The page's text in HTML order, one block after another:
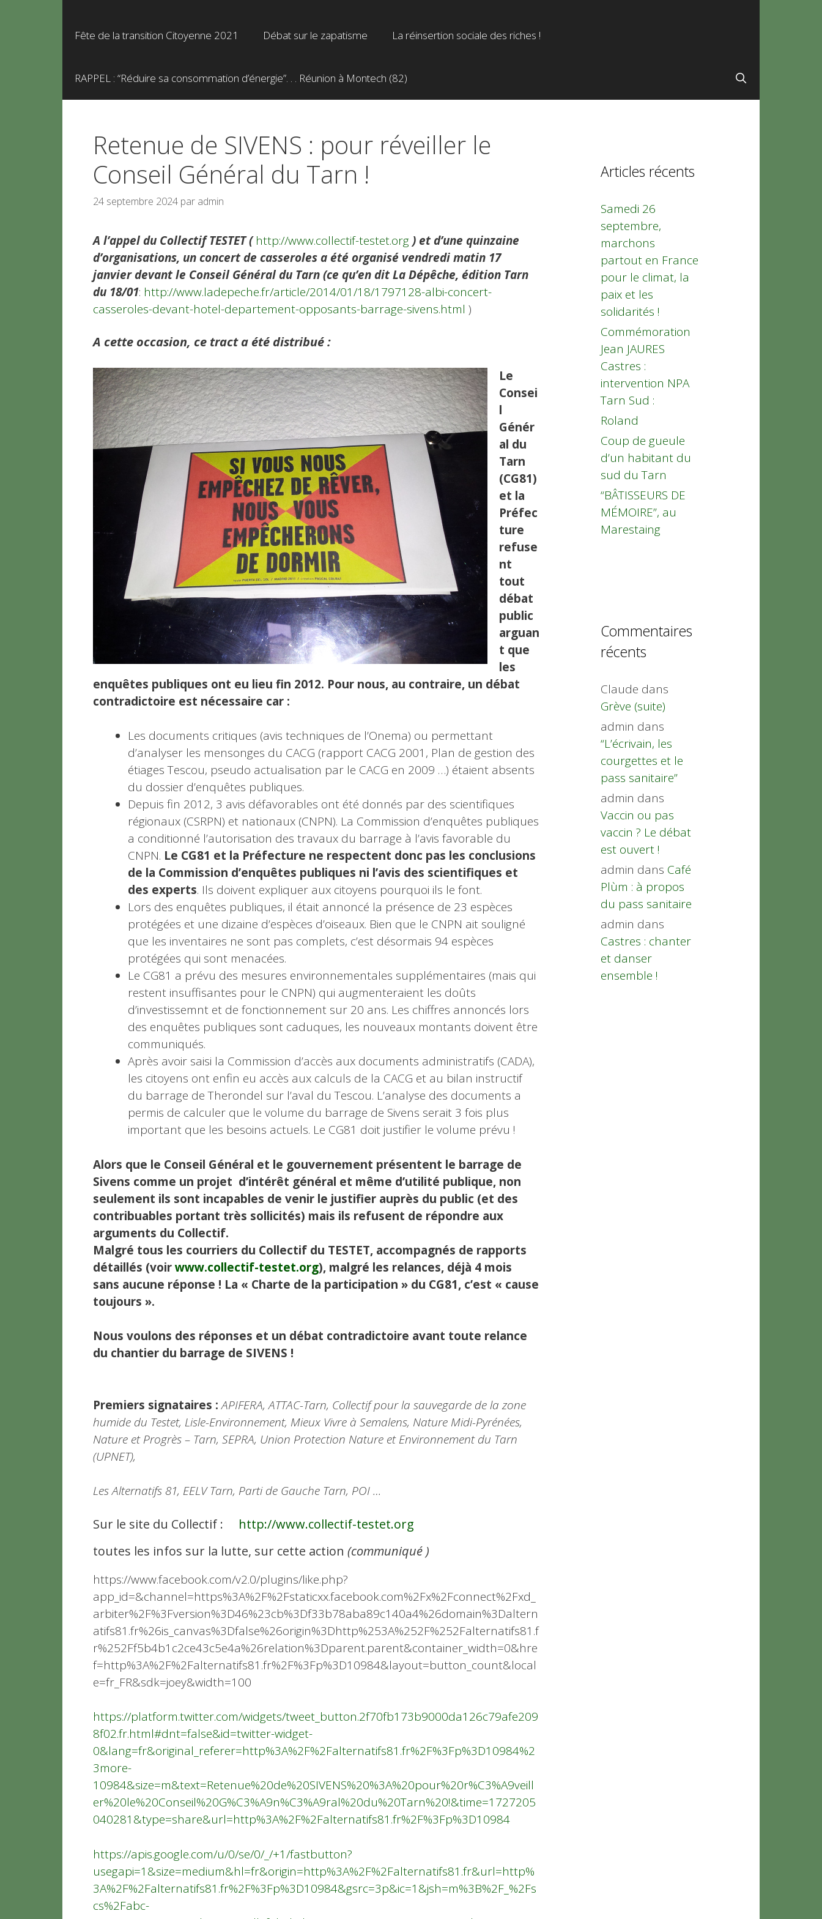
Fête de la transition Citoyenne 2021 Débat sur le zapatisme La réinsertion sociale des riches !
RAPPEL : “Réduire sa consommation d’énergie”. . . Réunion à Montech (82)
Retenue de SIVENS : pour réveiller le
Conseil Général du Tarn !
24 septembre 2024 par admin
A l’appel du Collectif TESTET (http://www.collectif-testet.org ) et d’une quinzaine
d’organisations, un concert de casseroles a été organisé vendredi matin 17
janvier devant le Conseil Général du Tarn (ce qu’en dit La Dépêche, édition Tarn
du 18/01: http://www.ladepeche.fr/article/2014/01/18/1797128-albi-concert-
casseroles-devant-hotel-departement-opposants-barrage-sivens.html )
A cette occasion, ce tract a été distribué :
Le
Consei
l
Génér
al du
Tarn
(CG81)
et la
Préfec
ture
refuse
nt
tout
débat
public
arguan
t que
les
enquêtes publiques ont eu lieu fin 2012. Pour nous, au contraire, un débat
contradictoire est nécessaire car :
Les documents critiques (avis techniques de l’Onema) ou permettant
d’analyser les mensonges du CACG (rapport CACG 2001, Plan de gestion des
étiages Tescou, pseudo actualisation par le CACG en 2009 …) étaient absents
du dossier d’enquêtes publiques.
Depuis fin 2012, 3 avis défavorables ont été donnés par des scientifiques
régionaux (CSRPN) et nationaux (CNPN). La Commission d’enquêtes publiques
a conditionné l’autorisation des travaux du barrage à l’avis favorable du
CNPN. Le CG81 et la Préfecture ne respectent donc pas les conclusions
de la Commission d’enquêtes publiques ni l’avis des scientifiques et
des experts. Ils doivent expliquer aux citoyens pourquoi ils le font.
Lors des enquêtes publiques, il était annoncé la présence de 23 espèces
protégées et une dizaine d’espèces d’oiseaux. Bien que le CNPN ait souligné
que les inventaires ne sont pas complets, c’est désormais 94 espèces
protégées qui sont menacées.
Le CG81 a prévu des mesures environnementales supplémentaires (mais qui
restent insuffisantes pour le CNPN) qui augmenteraient les doûts
d’investissemnt et de fonctionnement sur 20 ans. Les chiffres annoncés lors
des enquêtes publiques sont caduques, les nouveaux montants doivent être
communiqués.
Après avoir saisi la Commission d’accès aux documents administratifs (CADA),
les citoyens ont enfin eu accès aux calculs de la CACG et au bilan instructif
du barrage de Therondel sur l’aval du Tescou. L’analyse des documents a
permis de calculer que le volume du barrage de Sivens serait 3 fois plus
important que les besoins actuels. Le CG81 doit justifier le volume prévu !
Alors que le Conseil Général et le gouvernement présentent le barrage de
Sivens comme un projet d’intérêt général et même d’utilité publique, non
seulement ils sont incapables de venir le justifier auprès du public (et des
contribuables portant très sollicités) mais ils refusent de répondre aux
arguments du Collectif.
Malgré tous les courriers du Collectif du TESTET, accompagnés de rapports
détaillés (voirwww.collectif-testet.org), malgré les relances, déjà 4 mois
sans aucune réponse ! La « Charte de la participation » du CG81, c’est « cause
toujours ».
Nous voulons des réponses et un débat contradictoire avant toute relance
du chantier du barrage de SIVENS !
Premiers signataires :APIFERA, ATTAC-Tarn, Collectif pour la sauvegarde de la zone
humide du Testet, Lisle-Environnement, Mieux Vivre à Semalens, Nature Midi-Pyrénées,
Nature et Progrès – Tarn, SEPRA, Union Protection Nature et Environnement du Tarn
(UPNET),
Les Alternatifs 81, EELV Tarn, Parti de Gauche Tarn, POI …
Sur le site du Collectif : http://www.collectif-testet.org
toutes les infos sur la lutte, sur cette action (communiqué )
https://www.facebook.com/v2.0/plugins/like.php?
app_id=&channel=https%3A%2F%2Fstaticxx.facebook.com%2Fx%2Fconnect%2Fxd_
arbiter%2F%3Fversion%3D46%23cb%3Df33b78aba89c140a4%26domain%3Daltern
atifs81.fr%26is_canvas%3Dfalse%26origin%3Dhttp%253A%252F%252Falternatifs81.f
r%252Ff5b4b1c2ce43c5e4a%26relation%3Dparent.parent&container_width=0&hre
f=http%3A%2F%2Falternatifs81.fr%2F%3Fp%3D10984&layout=button_count&local
e=fr_FR&sdk=joey&width=100
https://platform.twitter.com/widgets/tweet_button.2f70fb173b9000da126c79afe209
8f02.fr.html#dnt=false&id=twitter-widget-
0&lang=fr&original_referer=http%3A%2F%2Falternatifs81.fr%2F%3Fp%3D10984%2
3more-
10984&size=m&text=Retenue%20de%20SIVENS%20%3A%20pour%20r%C3%A9veill
er%20le%20Conseil%20G%C3%A9n%C3%A9ral%20du%20Tarn%20!&time=1727205
040281&type=share&url=http%3A%2F%2Falternatifs81.fr%2F%3Fp%3D10984
https://apis.google.com/u/0/se/0/_/+1/fastbutton?
usegapi=1&size=medium&hl=fr&origin=http%3A%2F%2Falternatifs81.fr&url=http%
3A%2F%2Falternatifs81.fr%2F%3Fp%3D10984&gsrc=3p&ic=1&jsh=m%3B%2F_%2Fs
cs%2Fabc-
Articles récents
Samedi 26
septembre,
marchons
partout en France
pour le climat, la
paix et les
solidarités !
Commémoration
Jean JAURES
Castres :
intervention NPA
Tarn Sud :
Roland
Coup de gueule
d’un habitant du
sud du Tarn
“BÂTISSEURS DE
MÉMOIRE”, au
Marestaing
Commentaires
récents
Claude dans
Grève (suite)
admin dans
“L’écrivain, les
courgettes et le
pass sanitaire”
admin dans
Vaccin ou pas
vaccin ? Le débat
est ouvert !
admin dans Café
Plùm : à propos
du pass sanitaire
admin dans
Castres : chanter
et danser
ensemble !